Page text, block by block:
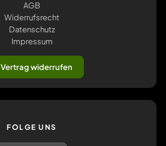
AGB
Widerrufsrecht
Datenschutz
Impressum
Vertrag widerrufen
FOLGE UNS